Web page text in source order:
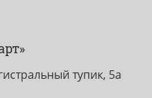
тупик, 5а